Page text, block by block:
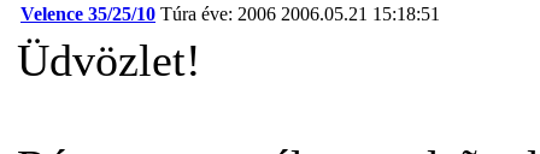
Velence 35/25/10 Túra éve: 2006 2006.05.21 15:18:51
Üdvözlet!